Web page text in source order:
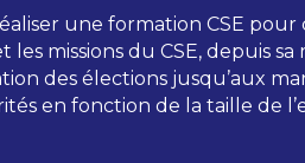
une formation CSE
missions du CSE, depuis sa
des élections jusqu’aux
en fonction de la taille de